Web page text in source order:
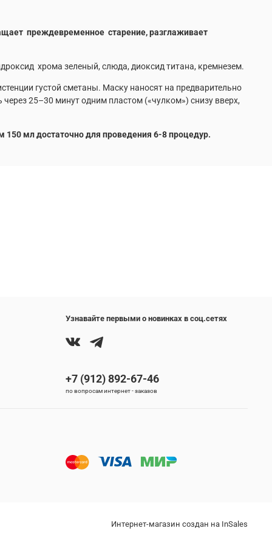
преждевременное старение, разглаживает
хрома зеленый, слюда, диоксид титана, кремнезем.
густой сметаны. Маску наносят на предварительно
25–30 минут одним пластом («чулком») снизу вверх,
мл достаточно для проведения 6-8 процедур.
Узнавайте первыми о новинках в соц.сетях
+7 (912) 892-67-46
по вопросам интернет - заказов
Интернет-магазин создан на InSales